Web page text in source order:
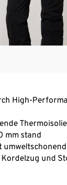
High-
mm stand
und
– zum
unterlegt